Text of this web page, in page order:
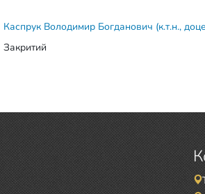
Каспрук Володимир Богданович (к.т.н.,
Закритий